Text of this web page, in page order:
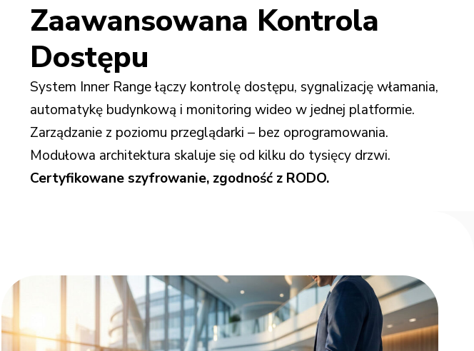
Zaawansowana Kontrola
Dostępu
System Inner Range łączy kontrolę dostępu, sygnalizację włamania,
automatykę budynkową i monitoring wideo w jednej platformie.
Zarządzanie z poziomu przeglądarki – bez oprogramowania.
Modułowa architektura skaluje się od kilku do tysięcy drzwi.
Certyfikowane szyfrowanie, zgodność z RODO.